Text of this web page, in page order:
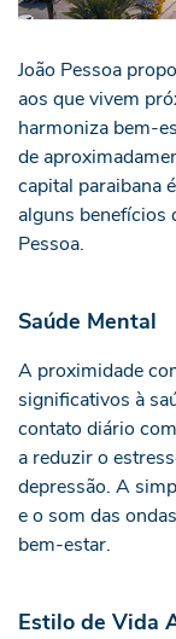
João Pessoa
aos que vivem
harmoniza bem-
de
capital paraibana
alguns benefícios
Pessoa.
Saúde Mental
A proximidade
significativos à
contato diário
a reduzir o
depressão. A
e o som das
bem-estar.
Estilo de Vida